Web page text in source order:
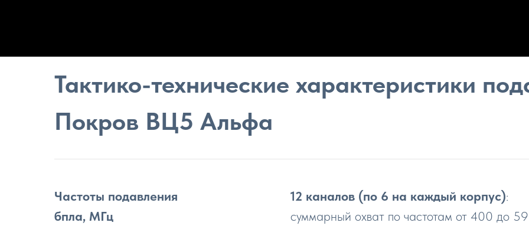
Тактико-технические характеристики
Покров ВЦ5 Альфа
Частоты подавления
бпла, МГц
12 каналов (по 6 на каждый корпус):
суммарный охват по частотам от 400 до